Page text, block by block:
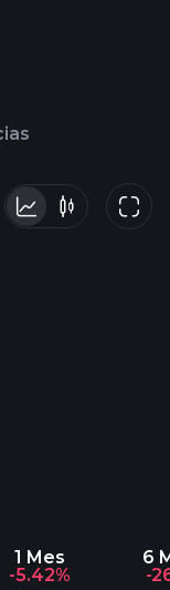
1 Mes
-5.42%
6
-